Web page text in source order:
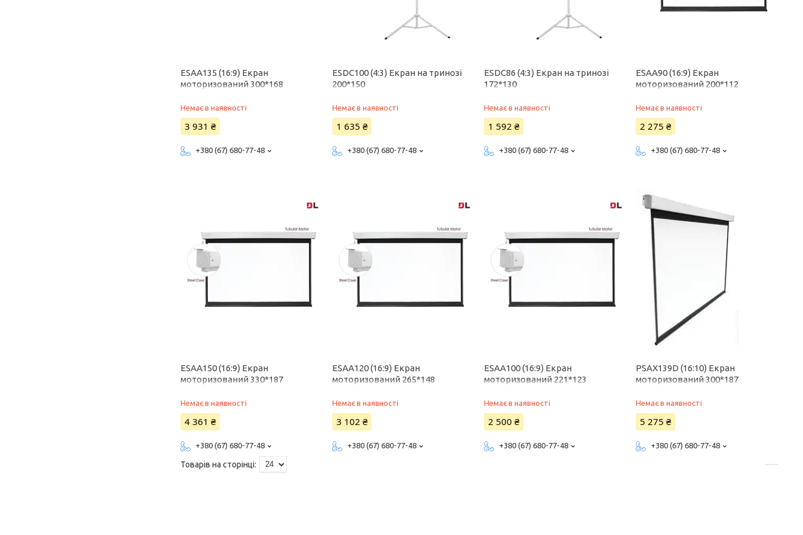
ESAA135 (16:9) Екран
моторизований 300*168
Немає в наявності
3 931 ₴
+380 (67) 680-77-48
ESDC100 (4:3) Екран на тринозі
200*150
Немає в наявності
1 635 ₴
+380 (67) 680-77-48
ESDC86 (4:3) Екран на тринозі
172*130
Немає в наявності
1 592 ₴
+380 (67) 680-77-48
ESAA90 (16:9) Екран
моторизований 200*112
Немає в наявності
2 275 ₴
+380 (67) 680-77-48
ESAA150 (16:9) Екран
моторизований 330*187
Немає в наявності
4 361 ₴
+380 (67) 680-77-48
ESAA120 (16:9) Екран
моторизований 265*148
Немає в наявності
3 102 ₴
+380 (67) 680-77-48
ESAA100 (16:9) Екран
моторизований 221*123
Немає в наявності
2 500 ₴
+380 (67) 680-77-48
PSAX139D (16:10) Екран
моторизований 300*187
Немає в наявності
5 275 ₴
+380 (67) 680-77-48